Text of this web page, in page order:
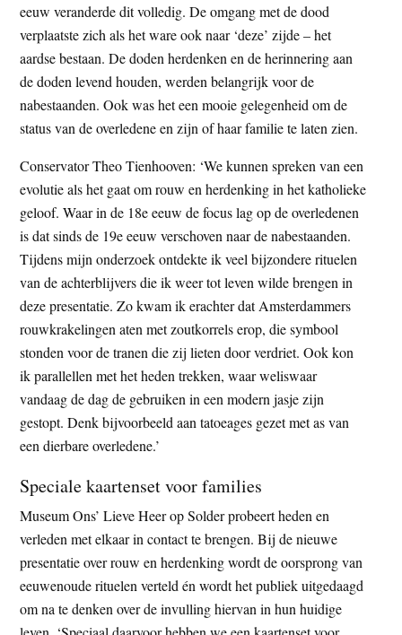
eeuw veranderde dit volledig. De omgang met de dood
verplaatste zich als het ware ook naar ‘deze’ zijde – het
aardse bestaan. De doden herdenken en de herinnering aan
de doden levend houden, werden belangrijk voor de
nabestaanden. Ook was het een mooie gelegenheid om de
status van de overledene en zijn of haar familie te laten zien.
Conservator Theo Tienhooven: ‘We kunnen spreken van een
evolutie als het gaat om rouw en herdenking in het katholieke
geloof. Waar in de 18e eeuw de focus lag op de overledenen
is dat sinds de 19e eeuw verschoven naar de nabestaanden.
Tijdens mijn onderzoek ontdekte ik veel bijzondere rituelen
van de achterblijvers die ik weer tot leven wilde brengen in
deze presentatie. Zo kwam ik erachter dat Amsterdammers
rouwkrakelingen aten met zoutkorrels erop, die symbool
stonden voor de tranen die zij lieten door verdriet. Ook kon
ik parallellen met het heden trekken, waar weliswaar
vandaag de dag de gebruiken in een modern jasje zijn
gestopt. Denk bijvoorbeeld aan tatoeages gezet met as van
een dierbare overledene.’
Speciale kaartenset voor families
Museum Ons’ Lieve Heer op Solder probeert heden en
verleden met elkaar in contact te brengen. Bij de nieuwe
presentatie over rouw en herdenking wordt de oorsprong van
eeuwenoude rituelen verteld én wordt het publiek uitgedaagd
om na te denken over de invulling hiervan in hun huidige